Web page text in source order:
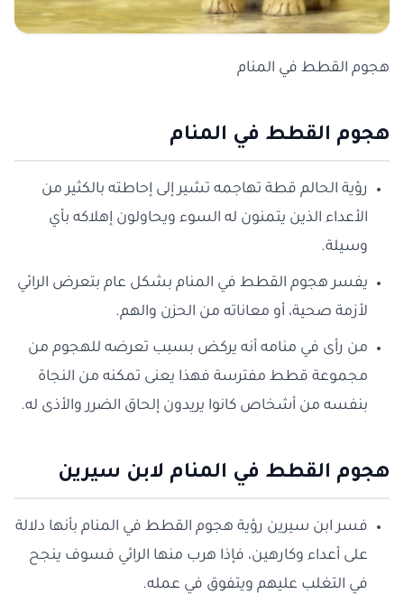
هجوم القطط في المنام
هجوم القطط في المنام
رؤية الحالم قطة تهاجمه تشير إلى إحاطته بالكثير من
الأعداء الذين يتمنون له السوء ويحاولون إهلاكه بأي
وسيلة.
يفسر هجوم القطط في المنام بشكل عام بتعرض الرائي
لأزمة صحية، أو معاناته من الحزن والهم.
من رأى في منامه أنه يركض بسبب تعرضه للهجوم من
مجموعة قطط مفترسة فهذا يعنى تمكنه من النجاة
بنفسه من أشخاص كانوا يريدون إلحاق الضرر والأذى له.
هجوم القطط في المنام لابن سيرين
فسر ابن سيرين رؤية هجوم القطط في المنام بأنها دلالة
على أعداء وكارهين، فإذا هرب منها الرائي فسوف ينجح
في التغلب عليهم ويتفوق في عمله.